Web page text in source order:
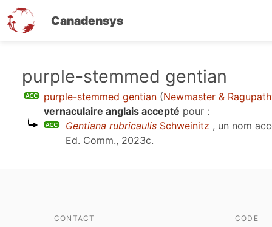
Canadensys
contenu
purple-stemmed gentian
purple-stemmed gentian (Newmaster &
vernaculaire anglais accepté pour :
Gentiana rubricaulis Schweinitz , un nom
Ed. Comm., 2023c.
CONTACT CODE